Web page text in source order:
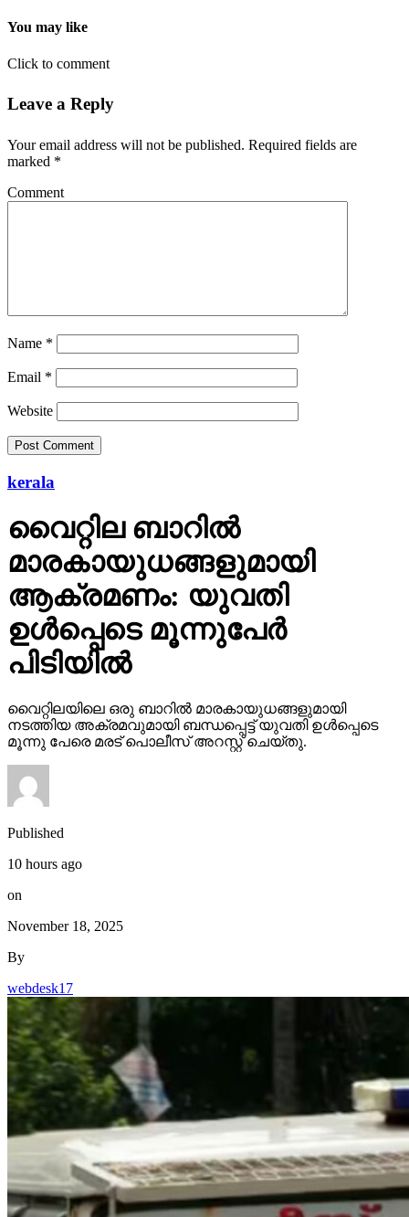
You may like
Click to comment
Leave a Reply
Your email address will not be published. Required fields are
marked *
Comment
Name *
Email *
Website
kerala
വൈറ്റില ബാറില്‍
മാരകായുധങ്ങളുമായി
ആക്രമണം: യുവതി
ഉള്‍പ്പെടെ മൂന്നുപേര്‍
പിടിയില്‍
വൈറ്റിലയിലെ ഒരു ബാറില്‍ മാരകായുധങ്ങളുമായി
നടത്തിയ അക്രമവുമായി ബന്ധപ്പെട്ട് യുവതി ഉള്‍പ്പെടെ
മൂന്നു പേരെ മരട് പൊലീസ് അറസ്റ്റ് ചെയ്തു.
Published
10 hours ago
on
November 18, 2025
By
webdesk17